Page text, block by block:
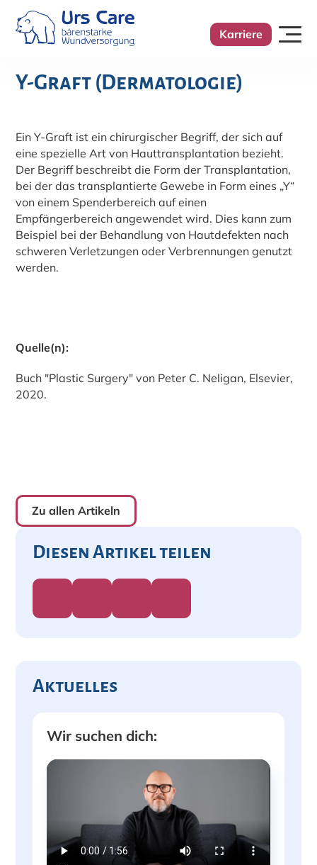
Karriere
Y-Graft (Dermatologie)
Ein Y-Graft ist ein chirurgischer Begriff, der sich auf
eine spezielle Art von Hauttransplantation bezieht.
Der Begriff beschreibt die Form der Transplantation,
bei der das transplantierte Gewebe in Form eines „Y“
von einem Spenderbereich auf einen
Empfängerbereich angewendet wird. Dies kann zum
Beispiel bei der Behandlung von Hautdefekten nach
schweren Verletzungen oder Verbrennungen genutzt
werden.
Quelle(n):
Buch "Plastic Surgery" von Peter C. Neligan, Elsevier,
2020.
Zu allen Artikeln
Diesen Artikel teilen
Aktuelles
Wir suchen dich: